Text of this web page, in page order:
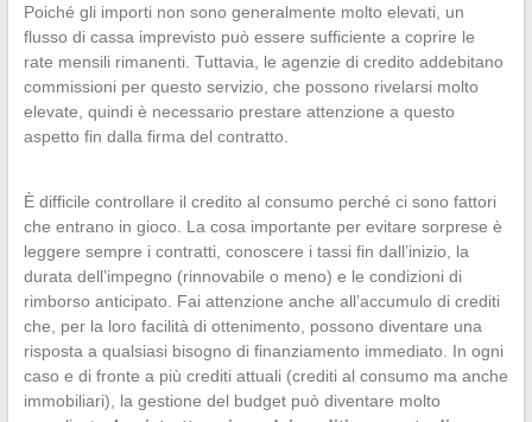
Poiché gli importi non sono generalmente molto elevati, un
flusso di cassa imprevisto può essere sufficiente a coprire le
rate mensili rimanenti. Tuttavia, le agenzie di credito addebitano
commissioni per questo servizio, che possono rivelarsi molto
elevate, quindi è necessario prestare attenzione a questo
aspetto fin dalla firma del contratto.
È difficile controllare il credito al consumo perché ci sono fattori
che entrano in gioco. La cosa importante per evitare sorprese è
leggere sempre i contratti, conoscere i tassi fin dall’inizio, la
durata dell’impegno (rinnovabile o meno) e le condizioni di
rimborso anticipato. Fai attenzione anche all’accumulo di crediti
che, per la loro facilità di ottenimento, possono diventare una
risposta a qualsiasi bisogno di finanziamento immediato. In ogni
caso e di fronte a più crediti attuali (crediti al consumo ma anche
immobiliari), la gestione del budget può diventare molto